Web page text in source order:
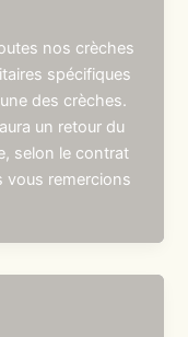
nos crèches
spécifiques
des crèches.
un retour du
selon le contrat
vous remercions